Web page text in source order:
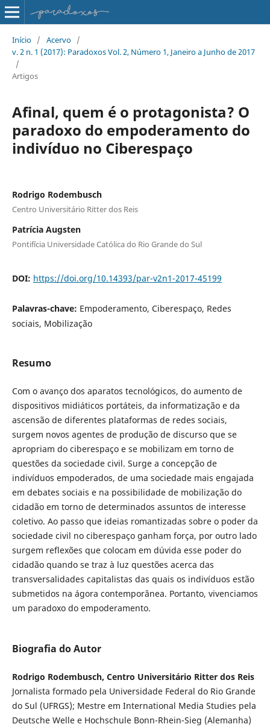
Início / Acervo /
v. 2 n. 1 (2017): Paradoxos Vol. 2, Número 1, Janeiro a Junho de 2017
/
Artigos
Afinal, quem é o protagonista? O
paradoxo do empoderamento do
indivíduo no Ciberespaço
Rodrigo Rodembusch
Centro Universitário Ritter dos Reis
Patrícia Augsten
Pontifícia Universidade Católica do Rio Grande do Sul
DOI: https://doi.org/10.14393/par-v2n1-2017-45199
Palavras-chave: Empoderamento, Ciberespaço, Redes
sociais, Mobilização
Resumo
Com o avanço dos aparatos tecnológicos, do aumento de
dispositivos midiáticos portáteis, da informatização e da
ascensão de diferentes plataformas de redes sociais,
surgem novos agentes de produção de discurso que se
apropriam do ciberespaço e se mobilizam em torno de
questões da sociedade civil. Surge a concepção de
indivíduos empoderados, de uma sociedade mais engajada
em debates sociais e na possibilidade de mobilização do
cidadão em torno de determinados assuntos de interesse
coletivo. Ao passo que ideias romantizadas sobre o poder da
sociedade civil no ciberespaço ganham força, por outro lado
surgem reflexões que colocam em dúvida esse poder do
cidadão quando se traz à luz questões acerca das
transversalidades capitalistas das quais os indivíduos estão
submetidos na ágora contemporânea. Portanto, vivenciamos
um paradoxo do empoderamento.
Biografia do Autor
Rodrigo Rodembusch, Centro Universitário Ritter dos Reis
Jornalista formado pela Universidade Federal do Rio Grande
do Sul (UFRGS); Mestre em International Media Studies pela
Deutsche Welle e Hochschule Bonn-Rhein-Sieg (Alemanha)